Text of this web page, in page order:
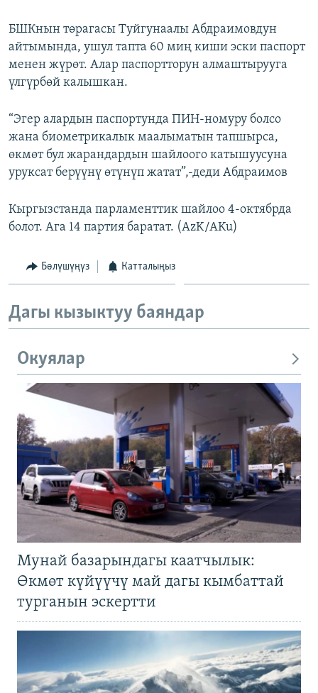
АЗАТТЫК+
ЫҢГАЙСЫЗ СУРООЛОР
БШКнын төрагасы Туйгунаалы Абдраимовдун
айтымында, ушул тапта 60 миң киши эски паспорт
менен жүрөт. Алар паспортторун алмаштырууга
үлгүрбөй калышкан.
“Эгер алардын паспортунда ПИН-номуру болсо
жана биометрикалык маалыматын тапшырса,
өкмөт бул жарандардын шайлоого катышуусуна
уруксат берүүнү өтүнүп жатат”,-деди Абдраимов
Кыргызстанда парламенттик шайлоо 4-октябрда
болот. Ага 14 партия баратат. (AzK/AKu)
Бөлүшүңүз Катталыңыз
Дагы кызыктуу баяндар
Окуялар
Мунай базарындагы каатчылык:
Өкмөт күйүүчү май дагы кымбаттай
турганын эскертти